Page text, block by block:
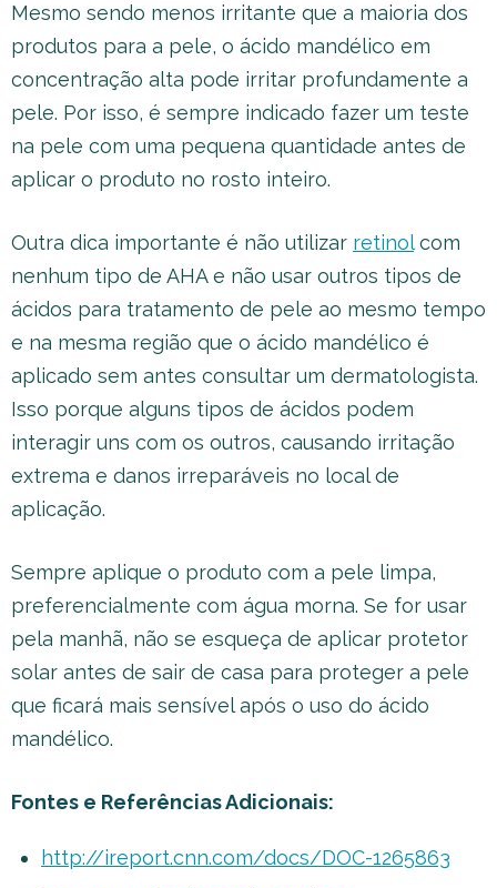
Mesmo sendo menos irritante que a maioria dos
produtos para a pele, o ácido mandélico em
concentração alta pode irritar profundamente a
pele. Por isso, é sempre indicado fazer um teste
na pele com uma pequena quantidade antes de
aplicar o produto no rosto inteiro.
Outra dica importante é não utilizar retinolcom
nenhum tipo de AHA e não usar outros tipos de
ácidos para tratamento de pele ao mesmo tempo
e na mesma região que o ácido mandélico é
aplicado sem antes consultar um dermatologista.
Isso porque alguns tipos de ácidos podem
interagir uns com os outros, causando irritação
extrema e danos irreparáveis no local de
aplicação.
Sempre aplique o produto com a pele limpa,
preferencialmente com água morna. Se for usar
pela manhã, não se esqueça de aplicar protetor
solar antes de sair de casa para proteger a pele
que ficará mais sensível após o uso do ácido
mandélico.
Fontes e Referências Adicionais:
http://ireport.cnn.com/docs/DOC-1265863